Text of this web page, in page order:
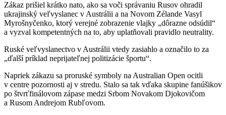
Zákaz prišiel krátko nato, ako sa voči správaniu Rusov ohradil
ukrajinský veľvyslanec v Austrálii a na Novom Zélande Vasyl
Myrošnyčenko, ktorý verejné zobrazenie vlajky „dôrazne odsúdil“
a vyzval kompetentných na to, aby uplatňovali pravidlo neutrality.
Ruské veľvyslanectvo v Austrálii vtedy zasiahlo a označilo to za
„ďalší príklad neprijateľnej politizácie športu“.
Napriek zákazu sa proruské symboly na Australian Open ocitli
v centre pozornosti aj v stredu. Stalo sa tak vďaka skupine fanúšikov
po štvrťfinálovom zápase medzi Srbom Novakom Djokovičom
a Rusom Andrejom Rubľovom.